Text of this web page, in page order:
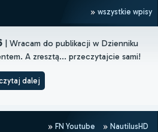
wszystkie wpisy
| Wracam do publikacji w Dzienniku
A zresztą... przeczytajcie sami!
dalej
FN Youtube NautilusHD